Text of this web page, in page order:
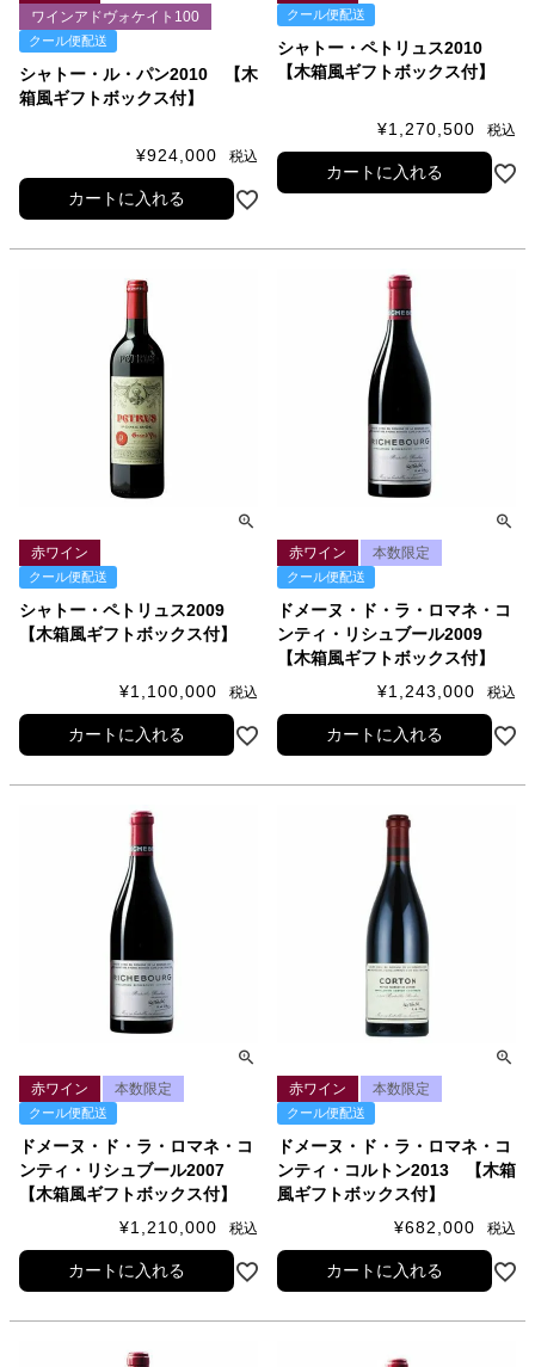
シャトー・ル・パン2010 【木
箱風ギフトボックス付】
ワインアドヴォケイト100
クール便配送
¥924,000 税込
カートに入れる
シャトー・ペトリュス2010
【木箱風ギフトボックス付】
クール便配送
¥1,270,500 税込
カートに入れる
シャトー・ペトリュス2009
【木箱風ギフトボックス付】
赤ワイン
クール便配送
¥1,100,000 税込
カートに入れる
ドメーヌ・ド・ラ・ロマネ・コ
ンティ・リシュブール2009
【木箱風ギフトボックス付】
赤ワイン 本数限定
クール便配送
¥1,243,000 税込
カートに入れる
ドメーヌ・ド・ラ・ロマネ・コ
ンティ・リシュブール2007
【木箱風ギフトボックス付】
赤ワイン 本数限定
クール便配送
¥1,210,000 税込
カートに入れる
ドメーヌ・ド・ラ・ロマネ・コ
ンティ・コルトン2013 【木箱
風ギフトボックス付】
赤ワイン 本数限定
クール便配送
¥682,000 税込
カートに入れる